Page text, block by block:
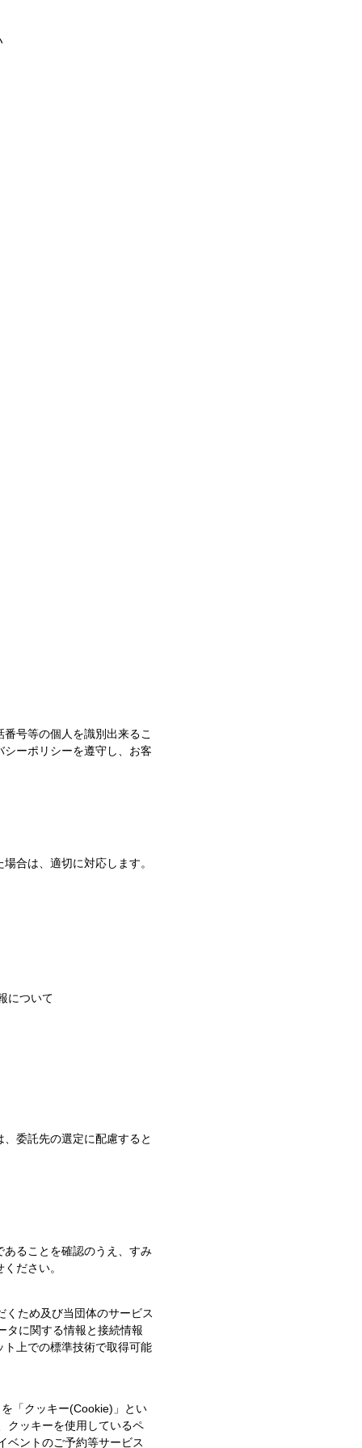
号等の個人を識別出来るこ
ーポリシーを遵守し、お客
合は、適切に対応します。
について
委託先の選定に配慮すると
ることを確認のうえ、すみ
ださい。
くため及び当団体のサービス
タに関する情報と接続情報
ト上での標準技術で取得可能
「クッキー(Cookie)」とい
クッキーを使用しているペ
ベントのご予約等サービス